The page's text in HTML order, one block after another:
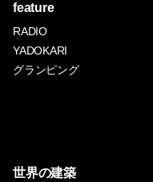
feature
RADIO
YADOKARI
グランピング
世界の建築